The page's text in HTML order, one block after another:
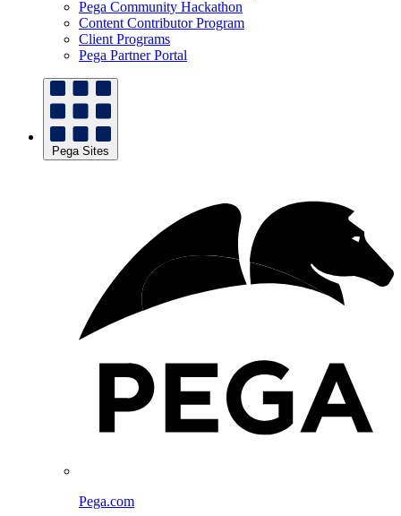
Pega Community Hackathon
Content Contributor Program
Client Programs
Pega Partner Portal
Pega Sites
Pega.com